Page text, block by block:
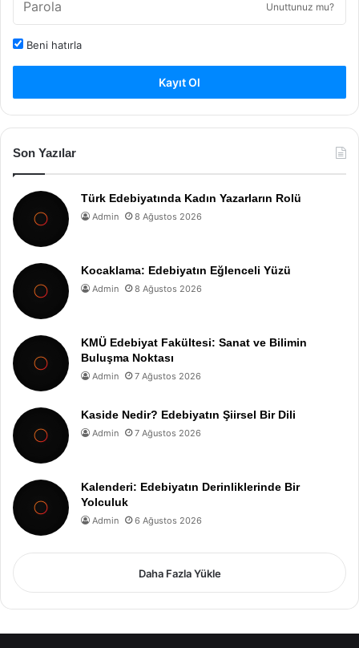
Unuttunuz mu?
Beni hatırla
Kayıt Ol
Son Yazılar
Türk Edebiyatında Kadın Yazarların Rolü
Admin 8 Ağustos 2026
Kocaklama: Edebiyatın Eğlenceli Yüzü
Admin 8 Ağustos 2026
KMÜ Edebiyat Fakültesi: Sanat ve Bilimin
Buluşma Noktası
Admin 7 Ağustos 2026
Kaside Nedir? Edebiyatın Şiirsel Bir Dili
Admin 7 Ağustos 2026
Kalenderi: Edebiyatın Derinliklerinde Bir
Yolculuk
Admin 6 Ağustos 2026
Daha Fazla Yükle